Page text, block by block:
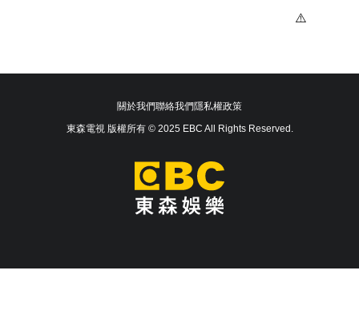
關於我們聯絡我們隱私權政策
東森電視 版權所有 © 2025 EBC All Rights Reserved.